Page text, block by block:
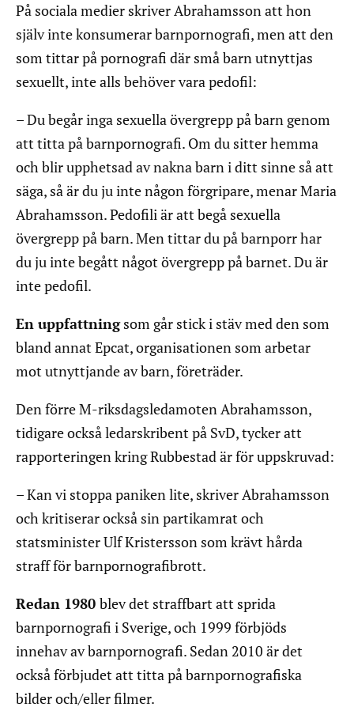
På sociala medier skriver Abrahamsson att hon
själv inte konsumerar barnpornografi, men att den
som tittar på pornografi där små barn utnyttjas
sexuellt, inte alls behöver vara pedofil:
– Du begår inga sexuella övergrepp på barn genom
att titta på barnpornografi. Om du sitter hemma
och blir upphetsad av nakna barn i ditt sinne så att
säga, så är du ju inte någon förgripare, menar Maria
Abrahamsson. Pedofili är att begå sexuella
övergrepp på barn. Men tittar du på barnporr har
du ju inte begått något övergrepp på barnet. Du är
inte pedofil.
En uppfattningsom går stick i stäv med den som
bland annat Epcat, organisationen som arbetar
mot utnyttjande av barn, företräder.
Den förre M-riksdagsledamoten Abrahamsson,
tidigare också ledarskribent på SvD, tycker att
rapporteringen kring Rubbestad är för uppskruvad:
– Kan vi stoppa paniken lite, skriver Abrahamsson
och kritiserar också sin partikamrat och
statsminister Ulf Kristersson som krävt hårda
straff för barnpornografibrott.
Redan 1980 blev det straffbart att sprida
barnpornografi i Sverige, och 1999 förbjöds
innehav av barnpornografi. Sedan 2010 är det
också förbjudet att titta på barnpornografiska
bilder och/eller filmer.